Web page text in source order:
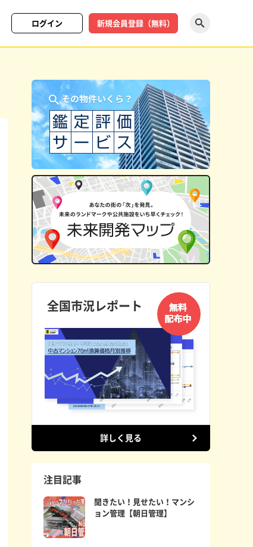
ログイン 新規会員登録（無料）
全国市況レポート
詳しく見る
注目記事
聞きたい！見せたい！マンシ
ョン管理【朝日管理】